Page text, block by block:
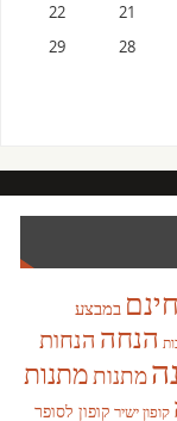
21
22
28
29
במבצע
הנחה הנחות
מתנותמתנות
קופון ישיר קופון לסופר